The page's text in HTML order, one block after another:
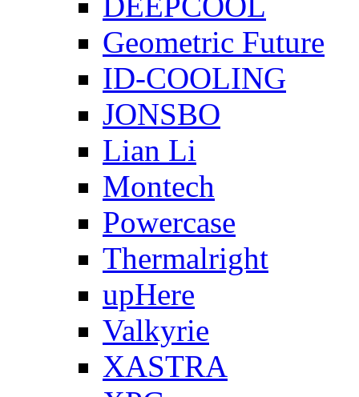
Geometric Future
ID-COOLING
JONSBO
Lian Li
Montech
Powercase
Thermalright
upHere
Valkyrie
XASTRA